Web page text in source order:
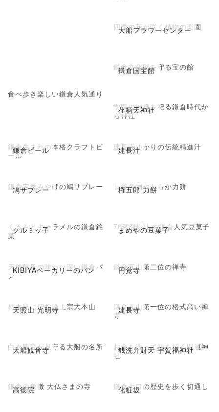
食べ歩き楽しい鎌倉人気通り
大船フラワーセンター
四季の花が咲く植物の楽園
鎌倉国宝館
鎌倉文化財を守る宝の館
荏柄天神社
学問の神様を祀る鎌倉時代か
ら神社
鎌倉ビール
鎌倉生まれの本格クラフトビ
ール
建長汁
建長寺ゆかりの伝統精進汁
鳩サブレー
鎌倉定番みやげの鳩サブレー 権五郎 力餅
長谷名物やわらか力餅
クルミッ子
くるみとキャラメルの鎌倉銘
菓
まめやの豆菓子
70種類以上の鎌倉人気豆菓子
KIBIYAベーカリーのパン
天然酵母の味わい深い鎌倉パ
ン
円覚寺
鎌倉五山第二位の禅寺
天照山 光明寺
材木座に佇む浄土宗大本山 建長寺
鎌倉五山第一位の格式高い禅
寺
大船観音寺
白衣観音が見守る大船の名所 銭洗弁財天 宇賀福神社
お金を洗って福を招く開運神
社
高徳院
鎌倉の象徴 大仏さまの寺 化粧坂
鎌倉七口の歴史を歩く切通し